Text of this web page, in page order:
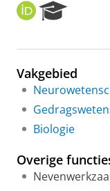
O
R
I
e
r
c
h
P
o
t
a
Vakgebied
Biologie
Overige